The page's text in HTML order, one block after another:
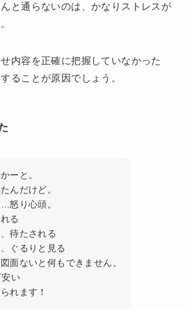
と通らないのは、かなりストレスが
内容を正確に把握していなかった
ることが原因でしょう。
ーと。
んだけど。
怒り心頭。
る
待たされる
ぐるりと見る
面ないと何もできません。
い
れます！